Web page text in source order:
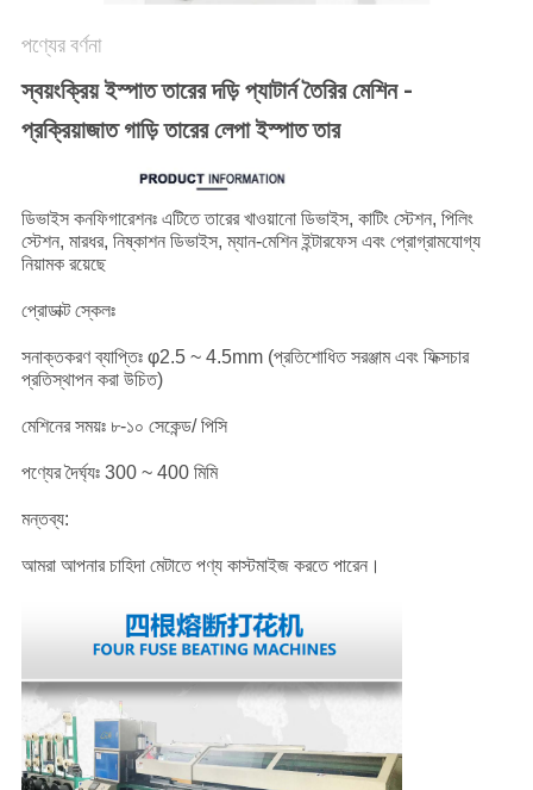
গোপনীয়তা
নীতি
পণ্যের বর্ণনা
স্বয়ংক্রিয় ইস্পাত তারের দড়ি প্যাটার্ন তৈরির মেশিন -
প্রক্রিয়াজাত গাড়ি তারের লেপা ইস্পাত তার
ডিভাইস কনফিগারেশনঃ এটিতে তারের খাওয়ানো ডিভাইস, কাটিং স্টেশন, পিলিং
স্টেশন, মারধর, নিষ্কাশন ডিভাইস, ম্যান-মেশিন ইন্টারফেস এবং প্রোগ্রামযোগ্য
নিয়ামক রয়েছে
প্রোডাক্ট স্কেলঃ
সনাক্তকরণ ব্যাপ্তিঃ φ2.5 ~ 4.5mm (প্রতিশোধিত সরঞ্জাম এবং ফিক্সচার
প্রতিস্থাপন করা উচিত)
মেশিনের সময়ঃ ৮-১০ সেকেন্ড/ পিসি
পণ্যের দৈর্ঘ্যঃ 300 ~ 400 মিমি
মন্তব্য:
আমরা আপনার চাহিদা মেটাতে পণ্য কাস্টমাইজ করতে পারেন।